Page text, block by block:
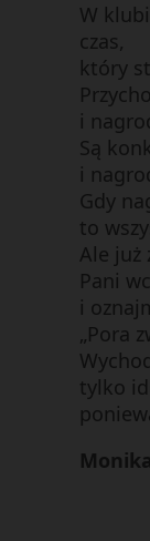
W
czas,
który
i
Są
i
Gdy
to
Ale już
Pani
i
„Pora
tylko